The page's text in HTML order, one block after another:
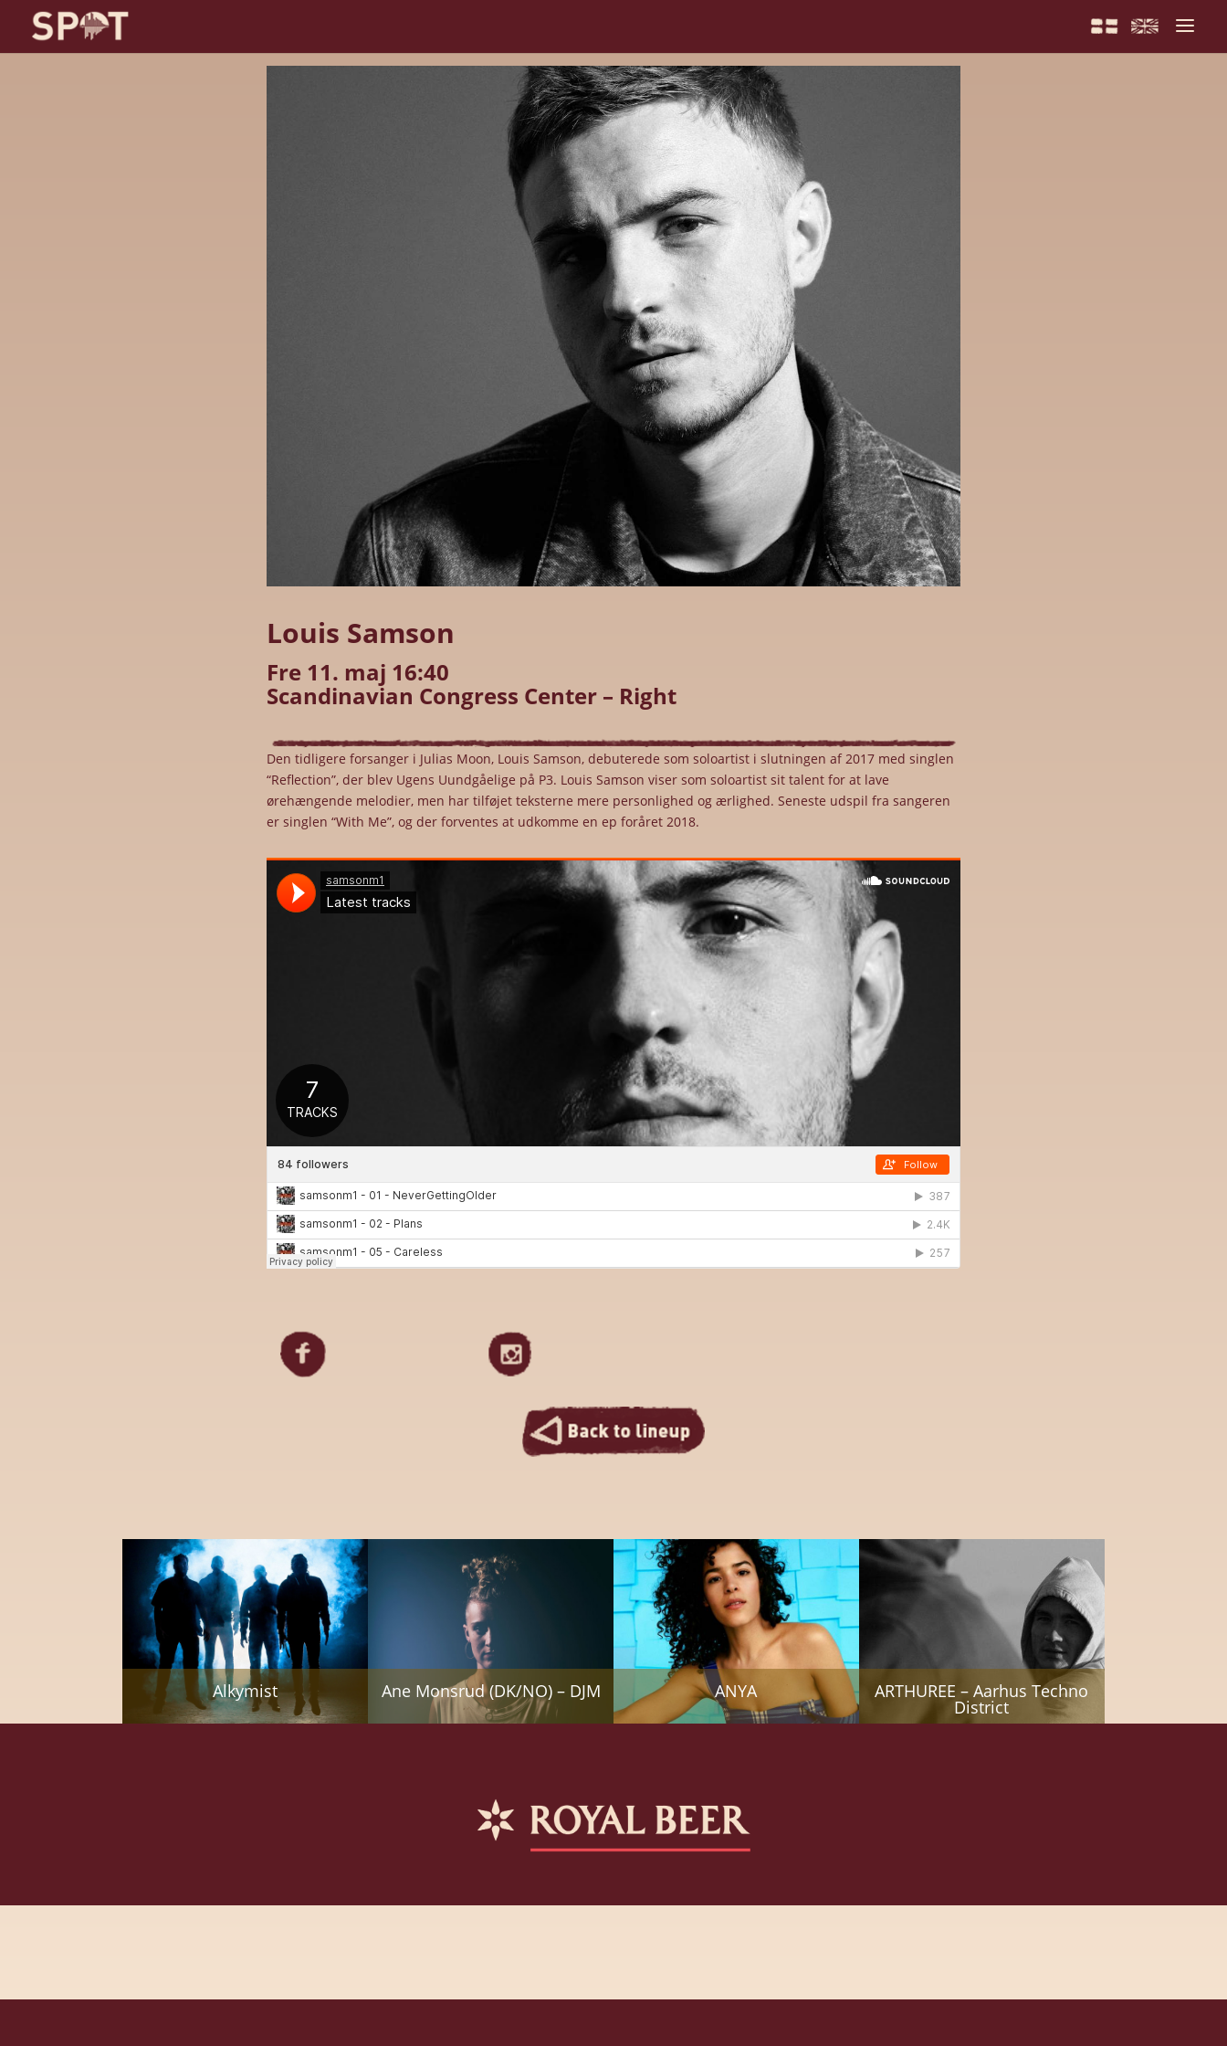
Louis Samson
Fre 11. maj 16:40
Scandinavian Congress Center – Right
Den tidligere forsanger i Julias Moon, Louis Samson, debuterede som soloartist i slutningen af 2017 med singlen
“Reflection”, der blev Ugens Uundgåelige på P3. Louis Samson viser som soloartist sit talent for at lave
ørehængende melodier, men har tilføjet teksterne mere personlighed og ærlighed. Seneste udspil fra sangeren
er singlen “With Me”, og der forventes at udkomme en ep foråret 2018.
Alkymist Ane Monsrud (DK/NO) – DJM ANYA ARTHUREE – Aarhus Techno
District